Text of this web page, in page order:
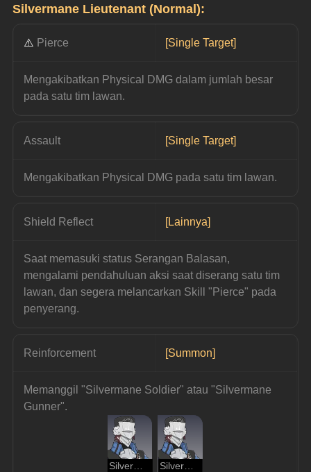
Silvermane Lieutenant (Normal):
⚠️ Pierce [Single Target]
Mengakibatkan Physical DMG dalam jumlah besar
pada satu tim lawan.
Assault [Single Target]
Mengakibatkan Physical DMG pada satu tim lawan.
Shield Reflect [Lainnya]
Saat memasuki status Serangan Balasan,
mengalami pendahuluan aksi saat diserang satu tim
lawan, dan segera melancarkan Skill "Pierce" pada
penyerang.
Reinforcement [Summon]
Memanggil "Silvermane Soldier" atau "Silvermane
Gunner".
Silvermane Archer